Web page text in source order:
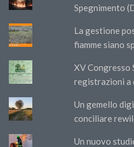
Spegnimento
La gestione
fiamme siano
XV Congresso
registrazioni a
Un gemello
conciliare
Un nuovo